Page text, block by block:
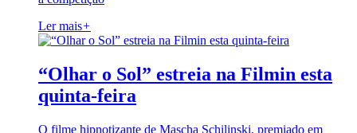
Ler mais+
“Olhar o Sol” estreia na Filmin esta
quinta-feira
O filme hipnotizante de Mascha Schilinski, premiado em